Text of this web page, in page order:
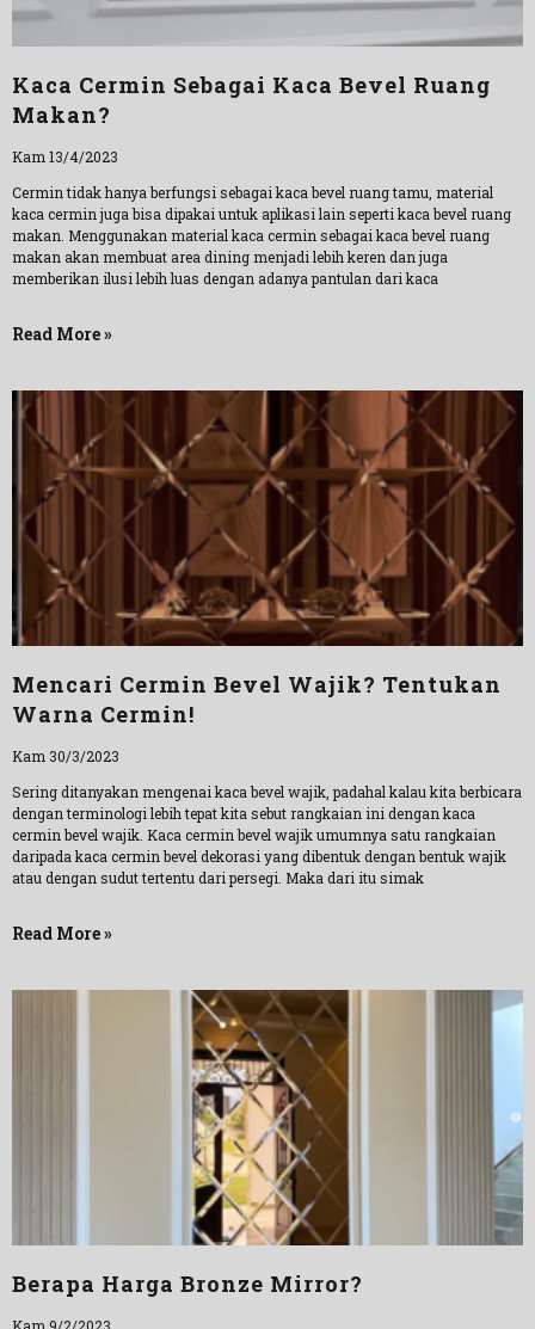
Kaca Cermin Sebagai Kaca Bevel Ruang
Makan?
Kam 13/4/2023
Cermin tidak hanya berfungsi sebagai kaca bevel ruang tamu, material
kaca cermin juga bisa dipakai untuk aplikasi lain seperti kaca bevel ruang
makan. Menggunakan material kaca cermin sebagai kaca bevel ruang
makan akan membuat area dining menjadi lebih keren dan juga
memberikan ilusi lebih luas dengan adanya pantulan dari kaca
Read More »
Mencari Cermin Bevel Wajik? Tentukan
Warna Cermin!
Kam 30/3/2023
Sering ditanyakan mengenai kaca bevel wajik, padahal kalau kita berbicara
dengan terminologi lebih tepat kita sebut rangkaian ini dengan kaca
cermin bevel wajik. Kaca cermin bevel wajik umumnya satu rangkaian
daripada kaca cermin bevel dekorasi yang dibentuk dengan bentuk wajik
atau dengan sudut tertentu dari persegi. Maka dari itu simak
Read More »
Berapa Harga Bronze Mirror?